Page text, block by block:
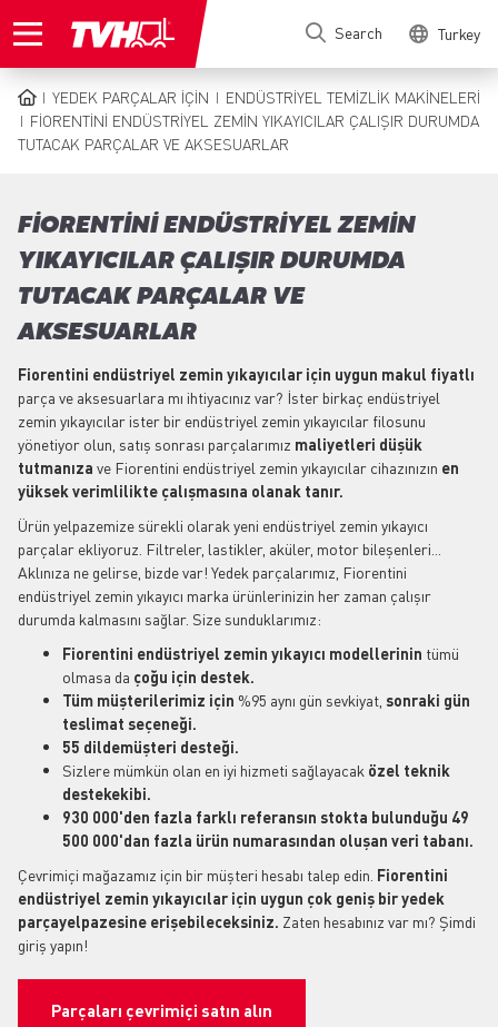
to
Search Turkey
BREADCRUMB
YEDEK PARÇALAR IÇIN
ENDÜSTRIYEL TEMIZLIK MAKINELERI
FIORENTINI ENDÜSTRIYEL ZEMIN YIKAYICILAR ÇALIŞIR DURUMDA
TUTACAK PARÇALAR VE AKSESUARLAR
FIORENTINI ENDÜSTRIYEL ZEMIN
YIKAYICILAR ÇALIŞIR DURUMDA
TUTACAK PARÇALAR VE
AKSESUARLAR
Fiorentini endüstriyel zemin yıkayıcılar için uygun makul fiyatlı
parça ve aksesuarlara mı ihtiyacınız var? İster birkaç endüstriyel
zemin yıkayıcılar ister bir endüstriyel zemin yıkayıcılar filosunu
yönetiyor olun, satış sonrası parçalarımız maliyetleri düşük
tutmanıza ve Fiorentini endüstriyel zemin yıkayıcılar cihazınızın en
yüksek verimlilikte çalışmasına olanak tanır.
Ürün yelpazemize sürekli olarak yeni endüstriyel zemin yıkayıcı
parçalar ekliyoruz. Filtreler, lastikler, aküler, motor bileşenleri...
Aklınıza ne gelirse, bizde var! Yedek parçalarımız, Fiorentini
endüstriyel zemin yıkayıcı marka ürünlerinizin her zaman çalışır
durumda kalmasını sağlar. Size sunduklarımız:
Fiorentini endüstriyel zemin yıkayıcı modellerinin tümü
olmasa da çoğu için destek.
Tüm müşterilerimiz için %95 aynı gün sevkiyat, sonraki gün
teslimat seçeneği.
55 dildemüşteri desteği.
Sizlere mümkün olan en iyi hizmeti sağlayacak özel teknik
destekekibi.
930 000'den fazla farklı referansın stokta bulunduğu 49
500 000'dan fazla ürün numarasından oluşan veri tabanı.
Çevrimiçi mağazamız için bir müşteri hesabı talep edin. Fiorentini
endüstriyel zemin yıkayıcılar için uygun çok geniş bir yedek
parçayelpazesine erişebileceksiniz. Zaten hesabınız var mı? Şimdi
giriş yapın!
Parçaları çevrimiçi satın alın